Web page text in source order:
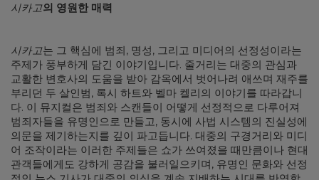
시카고의 영원한 매력
시카고는 그 핵심에 범죄, 명성, 그리고 미디어의 선정성이라는
주제가 풍부하게 담긴 이야기입니다. 줄거리는 대중의 관심과
교활한 변호사의 도움을 받아 감옥에서 벗어나려 애쓰며 재주를
부리던 두 살인범, 록시 하트와 벨마 켈리의 이야기를 따라갑니
다. 이 뮤지컬은 범죄와 스캔들이 어떻게 선정적으로 다루어져
범죄자들을 유명인으로 만들고, 동시에 사법 시스템의 진실성에
의문을 제기하는지를 깊이 파고듭니다. 대중의 구경거리와 미디
어 조작이라는 이러한 주제들은 쇼가 쓰여졌을 때만큼이나 현대
관객들에게도 강하게 공감을 불러일으키며, 유명인 문화와 선정